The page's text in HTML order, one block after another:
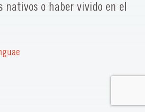
nativos o haber vivido en el